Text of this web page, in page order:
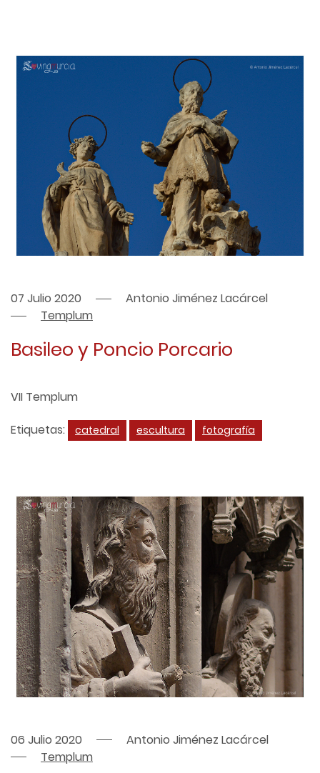
07 Julio 2020
Antonio Jiménez Lacárcel
Templum
Basileo y Poncio Porcario
VII Templum
Etiquetas:
catedral escultura fotografía
06 Julio 2020
Antonio Jiménez Lacárcel
Templum